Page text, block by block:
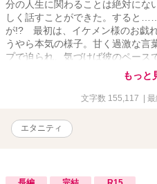
分の人生に関わることは絶対にな
しく話すことができた。すると
が!? 最初は、イケメン様のお戯
うやら本気の様子。甘く過激な言
プで迫られ、気づけば彼のペー
と俺様エリートの暴走☆らぶらぶ
もっと
文字数 155,117 |
エタニティ